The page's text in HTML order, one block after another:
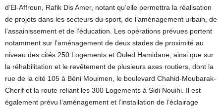
d’El-Affroun, Rafik Dis Amer, notant qu’elle permettra la réalisation
de projets dans les secteurs du sport, de l’aménagement urbain, de
l’assainissement et de l’éducation. Les opérations prévues portent
notamment sur l’aménagement de deux stades de proximité au
niveau des cités 250 Logements et Ouled Hamidane, ainsi que sur
la réhabilitation et le revêtement de plusieurs axes routiers, dont la
rue de la cité 105 à Béni Mouimen, le boulevard Chahid-Moubarak-
Cherif et la route reliant les 300 Logements à Sidi Nouihi. Il est
également prévu l’aménagement et l’installation de l’éclairage